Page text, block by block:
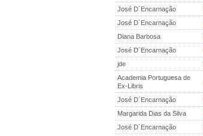
José D´Encarnação
José D´Encarnação
Diana Barbosa
José D´Encarnação
jde
Academia Portuguesa de
Ex-Libris
José D´Encarnação
Margarida Dias da Silva
José D´Encarnação